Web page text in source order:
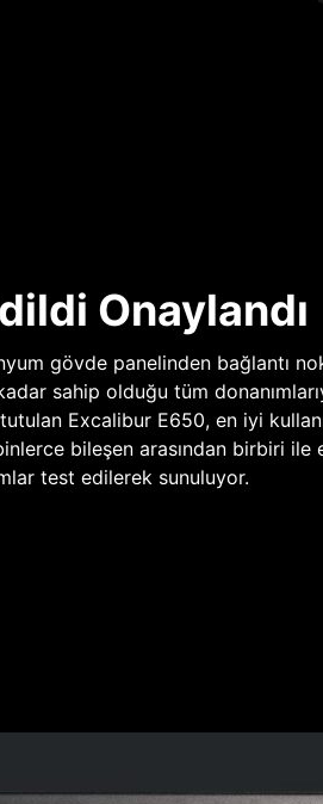
Onaylandı
gövde panelinden bağlantı
sahip olduğu tüm
Excalibur E650, en iyi
bileşen arasından birbiri ile
test edilerek sunuluyor.